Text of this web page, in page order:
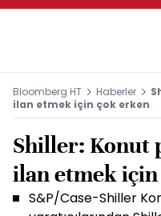
Bloomberg HT Haberler
ilan etmek için çok erken
Shiller: Konut
ilan etmek
S&P/Case-Shiller